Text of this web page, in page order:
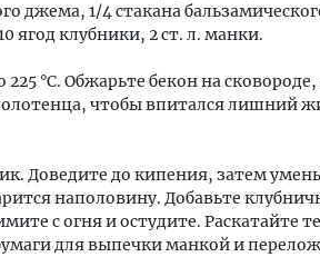
джема, 1/4 стакана
ягод клубники, 2 ст. л. манки.
225 °С. Обжарьте бекон на
чтобы впитался лишний
Доведите до кипения, затем
наполовину. Добавьте
с огня и остудите. Раскатайте
для выпечки манкой и